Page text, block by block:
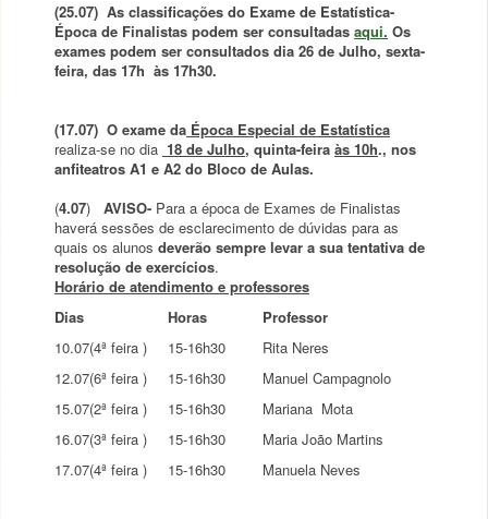
(25.07) As classificações do Exame de Estatística-
Época de Finalistas podem ser consultadas aqui. Os
exames podem ser consultados dia 26 de Julho, sexta-
feira, das 17h às 17h30.
(17.07) O exame da Época Especial de Estatística
realiza-se no dia 18 de Julho, quinta-feira às 10h., nos
anfiteatros A1 e A2 do Bloco de Aulas.
(4.07) AVISO- Para a época de Exames de Finalistas
haverá sessões de esclarecimento de dúvidas para as
quais os alunos deverão sempre levar a sua tentativa de
resolução de exercícios.
Horário de atendimento e professores
Dias
Horas
Professor
10.07(4ª feira )
15-16h30
Rita Neres
12.07(6ª feira )
15-16h30
Manuel Campagnolo
15.07(2ª feira )
15-16h30
Mariana Mota
16.07(3ª feira )
15-16h30
Maria João Martins
17.07(4ª feira )
15-16h30 Manuela Neves